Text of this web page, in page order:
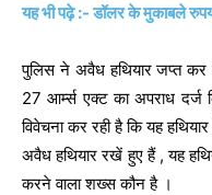
यह भी पढ़े :- डॉलर के मुकाबले
पुलिस ने अवैध हथियार जप्त कर
27 आर्म्स एक्ट का अपराध दर्ज
विवेचना कर रही है कि यह
अवैध हथियार रखें हुए हैं , यह
करने वाला शख्स कौन है ।